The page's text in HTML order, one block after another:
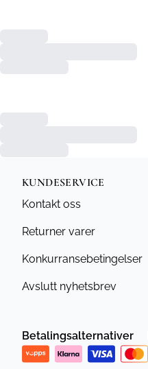
KUNDESERVICE
Kontakt oss
Returner varer
Konkurransebetingelser
Avslutt nyhetsbrev
Betalingsalternativer